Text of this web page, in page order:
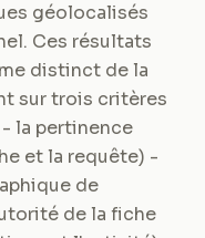
géolocalisés
Ces résultats
distinct de la
sur trois critères
la pertinence
et la requête) -
de
de la fiche